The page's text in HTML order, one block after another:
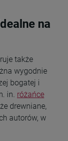
na
także
wygodnie
bogatej i
in. różańce
drewniane,
autorów, w